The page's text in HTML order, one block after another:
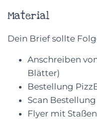
Material
Dein Brief sollte
Anschreiben
Blätter)
Bestellung
Scan
Flyer mit